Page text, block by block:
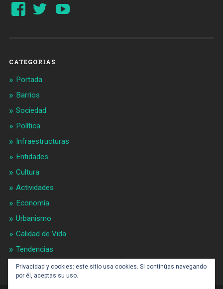
Ver
perfil
Ver
perfil
CATEGORIAS
Portada
Barrios
Sociedad
Política
Infraestructuras
Entidades
Cultura
Actividades
Economía
Urbanismo
Calidad de Vida
Tendencias
Gran BCN
Privacidad y cookies: este sitio usa cookies. Si continúas navegando
por él, aceptas su uso.